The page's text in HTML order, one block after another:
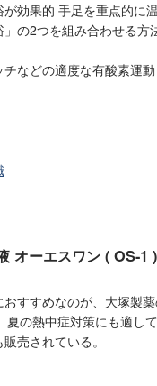
効果的 手足を重点的に
の2つを組み合わせる方
などの適度な有酸素運
オーエスワン ( OS-1 )
すすめなのが、大塚製
夏の熱中症対策にも適し
売されている。